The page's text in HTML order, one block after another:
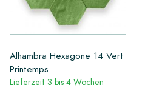
Alhambra Hexagone 14 Vert
Printemps
Lieferzeit 3 bis 4 Wochen